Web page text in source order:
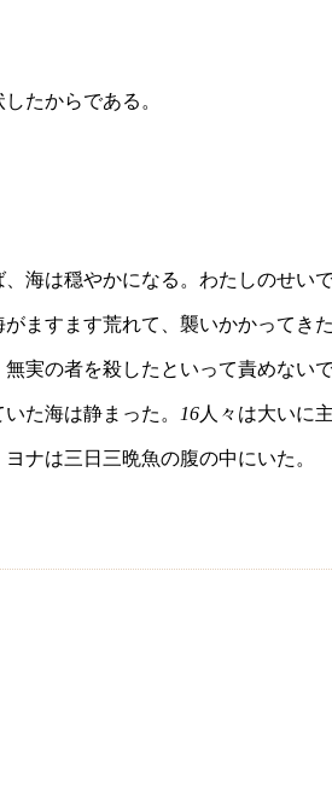
たからである。
海は穏やかになる。わたしのせい
ますます荒れて、襲いかかってきた
実の者を殺したといって責めない
た海は静まった。 16人々は大いに
ナは三日三晩魚の腹の中にいた。